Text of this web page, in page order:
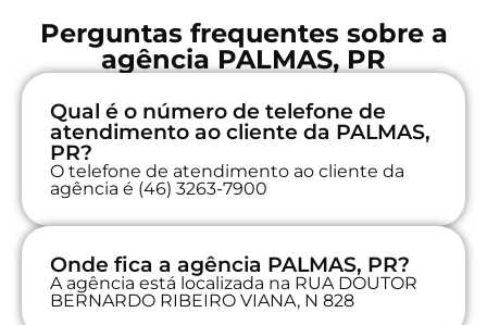
Perguntas frequentes sobre a
agência PALMAS, PR
Qual é o número de telefone de
atendimento ao cliente da PALMAS,
PR?
O telefone de atendimento ao cliente da
agência é (46) 3263-7900
Onde fica a agência PALMAS, PR?
A agência está localizada na RUA DOUTOR
BERNARDO RIBEIRO VIANA, N 828